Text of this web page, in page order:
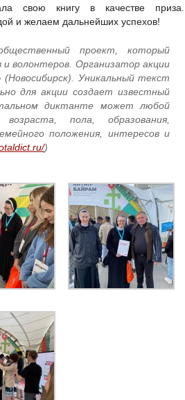
свою книгу в качестве приза.
и желаем дальнейших успехов!
проект, который
волонтеров. Организатор акции
Уникальный текст
для акции создает известный
диктанте может любой
пола, образования,
положения, интересов и
)